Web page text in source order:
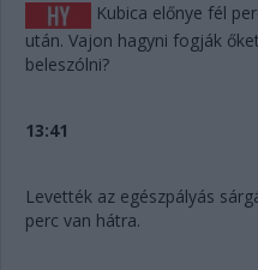
Kubica előnye fél
után. Vajon hagyni fogják
beleszólni?
13:41
Levették az egészpályás
perc van hátra.